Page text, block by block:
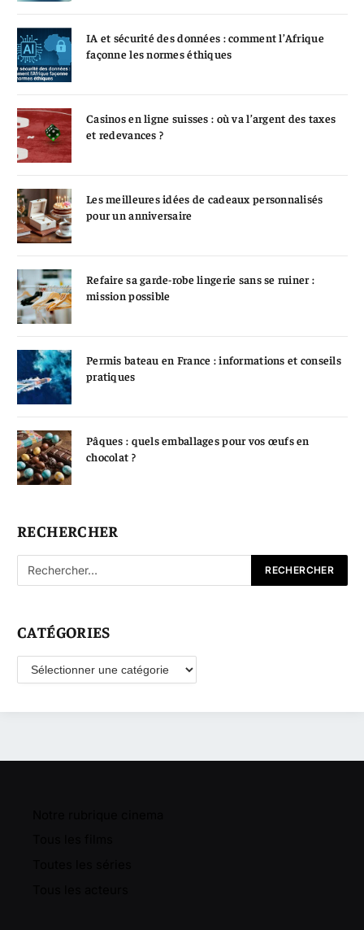
IA et sécurité des données : comment l’Afrique
façonne les normes éthiques
Casinos en ligne suisses : où va l’argent des taxes
et redevances ?
Les meilleures idées de cadeaux personnalisés
pour un anniversaire
Refaire sa garde-robe lingerie sans se ruiner :
mission possible
Permis bateau en France : informations et conseils
pratiques
Pâques : quels emballages pour vos œufs en
chocolat ?
RECHERCHER
CATÉGORIES
Catégories